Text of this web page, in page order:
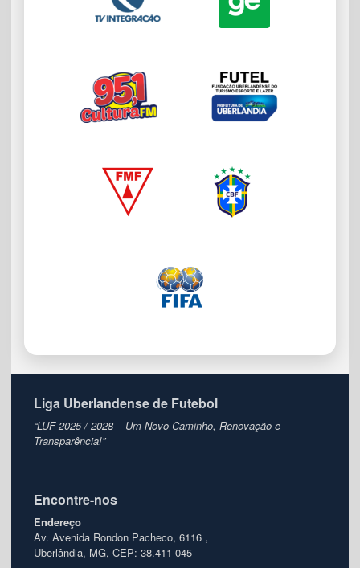
Liga Uberlandense de Futebol
“LUF 2025 / 2028 – Um Novo Caminho, Renovação e
Transparência!”
Encontre-nos
Endereço
Av. Avenida Rondon Pacheco, 6116 ,
Uberlândia, MG, CEP: 38.411-045